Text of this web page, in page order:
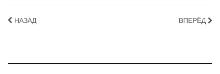
НАЗАД ВПЕРЁД